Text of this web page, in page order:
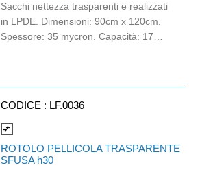
Sacchi nettezza trasparenti e realizzati
in LPDE. Dimensioni: 90cm x 120cm.
Spessore: 35 mycron. Capacità: 170lt.
CODICE : LF.0036
compare_arrows
ROTOLO PELLICOLA TRASPARENTE
SFUSA h30